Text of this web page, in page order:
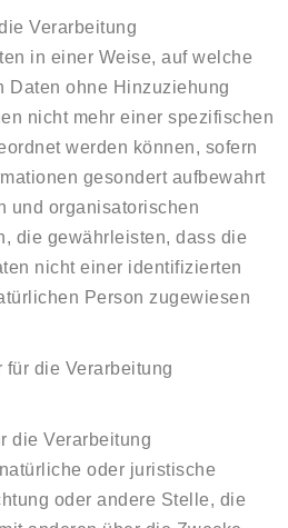
Verarbeitung
in einer Weise, auf welche
Daten ohne Hinzuziehung
nicht mehr einer spezifischen
werden können, sofern
gesondert aufbewahrt
und organisatorischen
die gewährleisten, dass die
nicht einer identifizierten
Person zugewiesen
die Verarbeitung
die Verarbeitung
oder juristische
oder andere Stelle, die